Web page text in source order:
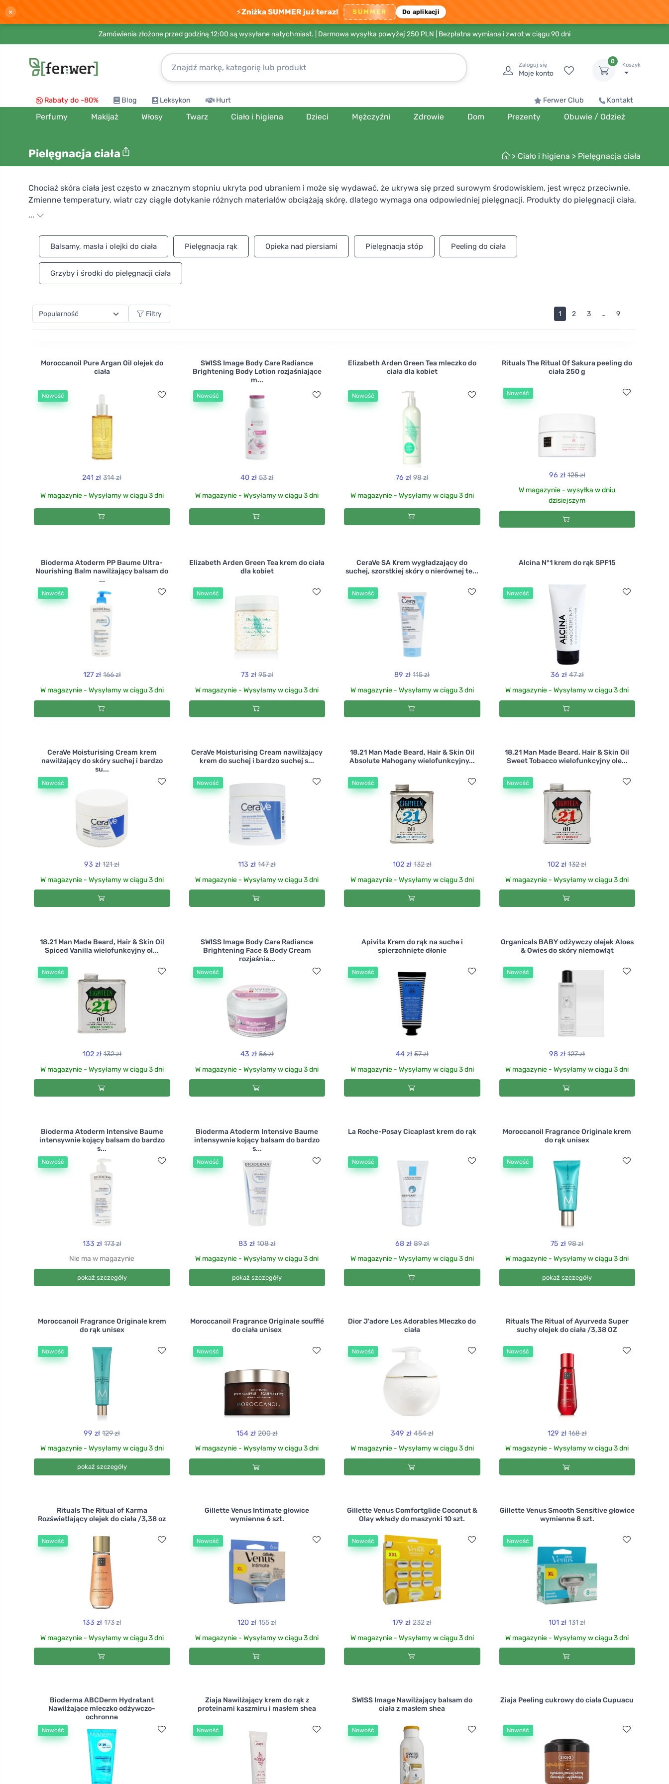
× ⚡Zniżka SUMMER już teraz! SUMMER Do aplikacji
Zamówienia złożone przed godziną 12:00 są wysyłane natychmiast. | Darmowa wysyłka powyżej 250 PLN | Bezpłatna wymiana i zwrot w ciągu 90 dni
Zaloguj się
Moje konto
0
Koszyk
Rabaty do -80% Blog Leksykon Hurt Ferwer Club Kontakt
Perfumy Makijaż Włosy Twarz Ciało i higiena Dzieci Mężczyźni Zdrowie Dom Prezenty Obuwie / Odzież
> Ciało i higiena > Pielęgnacja ciała
Pielęgnacja ciała
Chociaż skóra ciała jest często w znacznym stopniu ukryta pod ubraniem i może się wydawać, że ukrywa się przed surowym środowiskiem, jest wręcz przeciwnie.
Zmienne temperatury, wiatr czy ciągłe dotykanie różnych materiałów obciążają skórę, dlatego wymaga ona odpowiedniej pielęgnacji. Produkty do pielęgnacji ciała,
których szeroki wybór znajdziesz w sklepie Ferwer, staną się Twoimi pomocnikami w codziennej pielęgnacji. Wszystkie są pochodzenia naturalnego, przyjazne dla
...
Balsamy, masła i olejki do ciała Pielęgnacja rąk Opieka nad piersiami Pielęgnacja stóp Peeling do ciała
Grzyby i środki do pielęgnacji ciała
Filtry 1 2 3 … 9
Moroccanoil Pure Argan Oil olejek do
ciała
Nowość
241 zł 314 zł
W magazynie - Wysyłamy w ciągu 3 dni
SWISS Image Body Care Radiance
Brightening Body Lotion rozjaśniające
m...
Nowość
40 zł 53 zł
W magazynie - Wysyłamy w ciągu 3 dni
Elizabeth Arden Green Tea mleczko do
ciała dla kobiet
Nowość
76 zł 98 zł
W magazynie - Wysyłamy w ciągu 3 dni
Rituals The Ritual Of Sakura peeling do
ciała 250 g
Nowość
96 zł 125 zł
W magazynie - wysyłka w dniu
dzisiejszym
Bioderma Atoderm PP Baume Ultra-
Nourishing Balm nawilżający balsam do
...
Nowość
127 zł 166 zł
W magazynie - Wysyłamy w ciągu 3 dni
Elizabeth Arden Green Tea krem do ciała
dla kobiet
Nowość
73 zł 95 zł
W magazynie - Wysyłamy w ciągu 3 dni
CeraVe SA Krem wygładzający do
suchej, szorstkiej skóry o nierównej te...
Nowość
89 zł 115 zł
W magazynie - Wysyłamy w ciągu 3 dni
Alcina N°1 krem do rąk SPF15
Nowość
36 zł 47 zł
W magazynie - Wysyłamy w ciągu 3 dni
CeraVe Moisturising Cream krem
nawilżający do skóry suchej i bardzo
su...
Nowość
93 zł 121 zł
W magazynie - Wysyłamy w ciągu 3 dni
CeraVe Moisturising Cream nawilżający
krem do suchej i bardzo suchej s...
Nowość
113 zł 147 zł
W magazynie - Wysyłamy w ciągu 3 dni
18.21 Man Made Beard, Hair & Skin Oil
Absolute Mahogany wielofunkcyjny...
Nowość
102 zł 132 zł
W magazynie - Wysyłamy w ciągu 3 dni
18.21 Man Made Beard, Hair & Skin Oil
Sweet Tobacco wielofunkcyjny ole...
Nowość
102 zł 132 zł
W magazynie - Wysyłamy w ciągu 3 dni
18.21 Man Made Beard, Hair & Skin Oil
Spiced Vanilla wielofunkcyjny ol...
Nowość
102 zł 132 zł
W magazynie - Wysyłamy w ciągu 3 dni
SWISS Image Body Care Radiance
Brightening Face & Body Cream
rozjaśnia...
Nowość
43 zł 56 zł
W magazynie - Wysyłamy w ciągu 3 dni
Apivita Krem do rąk na suche i
spierzchnięte dłonie
Nowość
44 zł 57 zł
W magazynie - Wysyłamy w ciągu 3 dni
Organicals BABY odżywczy olejek Aloes
& Owies do skóry niemowląt
Nowość
98 zł 127 zł
W magazynie - Wysyłamy w ciągu 3 dni
Bioderma Atoderm Intensive Baume
intensywnie kojący balsam do bardzo
s...
Nowość
133 zł 173 zł
Nie ma w magazynie
pokaż szczegóły
Bioderma Atoderm Intensive Baume
intensywnie kojący balsam do bardzo
s...
Nowość
83 zł 108 zł
W magazynie - Wysyłamy w ciągu 3 dni
pokaż szczegóły
La Roche-Posay Cicaplast krem do rąk
Nowość
68 zł 89 zł
W magazynie - Wysyłamy w ciągu 3 dni
Moroccanoil Fragrance Originale krem
do rąk unisex
Nowość
75 zł 98 zł
W magazynie - Wysyłamy w ciągu 3 dni
pokaż szczegóły
Moroccanoil Fragrance Originale krem
do rąk unisex
Nowość
99 zł 129 zł
W magazynie - Wysyłamy w ciągu 3 dni
pokaż szczegóły
Moroccanoil Fragrance Originale soufflé
do ciała unisex
Nowość
154 zł 200 zł
W magazynie - Wysyłamy w ciągu 3 dni
Dior J'adore Les Adorables Mleczko do
ciała
Nowość
349 zł 454 zł
W magazynie - Wysyłamy w ciągu 3 dni
Rituals The Ritual of Ayurveda Super
suchy olejek do ciała /3,38 OZ
Nowość
129 zł 168 zł
W magazynie - Wysyłamy w ciągu 3 dni
Rituals The Ritual of Karma
Rozświetlający olejek do ciała /3,38 oz
Nowość
133 zł 173 zł
W magazynie - Wysyłamy w ciągu 3 dni
Gillette Venus Intimate głowice
wymienne 6 szt.
Nowość
120 zł 155 zł
W magazynie - Wysyłamy w ciągu 3 dni
Gillette Venus Comfortglide Coconut &
Olay wkłady do maszynki 10 szt.
Nowość
179 zł 232 zł
W magazynie - Wysyłamy w ciągu 3 dni
Gillette Venus Smooth Sensitive głowice
wymienne 8 szt.
Nowość
101 zł 131 zł
W magazynie - Wysyłamy w ciągu 3 dni
Bioderma ABCDerm Hydratant
Nawilżające mleczko odżywczo-
ochronne
Nowość
Ziaja Nawilżający krem do rąk z
proteinami kaszmiru i masłem shea
Nowość
SWISS Image Nawilżający balsam do
ciała z masłem shea
Nowość
Ziaja Peeling cukrowy do ciała Cupuacu
Nowość